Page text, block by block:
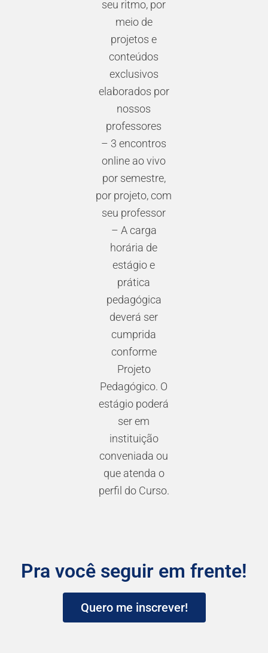
seu ritmo, por
meio de
projetos e
conteúdos
exclusivos
elaborados por
nossos
professores
– 3 encontros
online ao vivo
por semestre,
por projeto, com
seu professor
– A carga
horária de
estágio e
prática
pedagógica
deverá ser
cumprida
conforme
Projeto
Pedagógico. O
estágio poderá
ser em
instituição
conveniada ou
que atenda o
perfil do Curso.
Pra você seguir em frente!
Quero me inscrever!